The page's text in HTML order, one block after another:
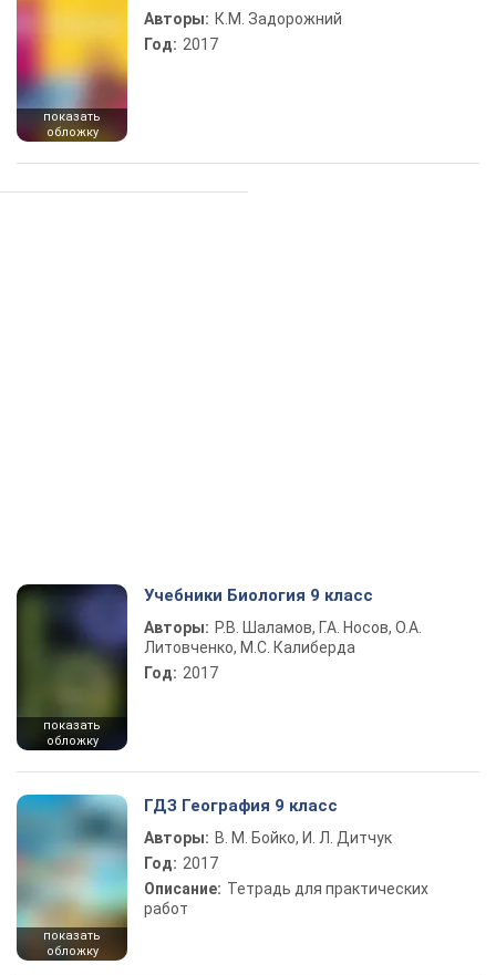
показать
обложку
Авторы: К.М. Задорожний
Год: 2017
показать
обложку
Учебники Биология 9 класс
Авторы: Р.В. Шаламов, Г.А. Носов, О.А.
Литовченко, М.С. Калиберда
Год: 2017
показать
обложку
ГДЗ География 9 класс
Авторы: В. М. Бойко, И. Л. Дитчук
Год: 2017
Описание: Тетрадь для практических
работ